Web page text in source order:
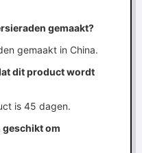
gemaakt?
gemaakt in China.
dit product wordt
is 45 dagen.
geschikt om